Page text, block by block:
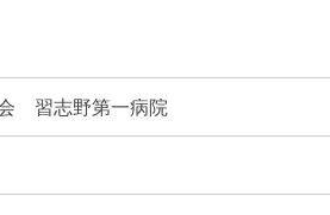
習志野第一病院